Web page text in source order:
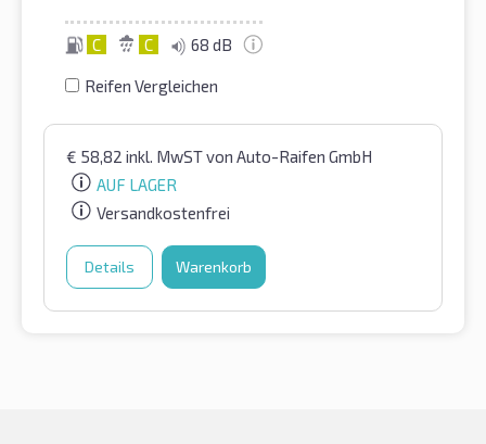
C C 68 dB
Reifen Vergleichen
€ 58,82 inkl. MwSTvon Auto-Raifen GmbH
AUF LAGER
Versandkostenfrei
Details Warenkorb